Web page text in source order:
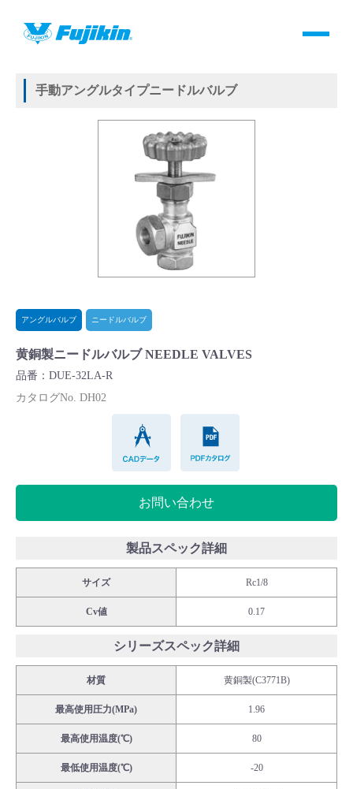
製品情報
バルブ・継手・システムを探す
製品カタログダウンロード
よくあるご質問(FAQ)・用語集
Cv値・流量計算ツール
バルブと継手のきほん
会社情報
Corporate Blog
採用情報
HOME 製品情報
手動アングルタイプニードルバルブ
アングルバルブ ニードルバルブ
黄銅製ニードルバルブ NEEDLE VALVES
品番：DUE-32LA-R
カタログNo. DH02
お問い合わせ
製品スペック詳細
サイズ Rc1/8
Cv値 0.17
シリーズスペック詳細
材質 黄銅製(C3771B)
最高使用圧力(MPa) 1.96
最高使用温度(℃) 80
最低使用温度(℃) -20